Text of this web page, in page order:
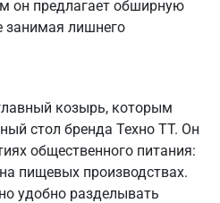
он предлагает обширную
занимая лишнего
козырь, которым
стол бренда Техно ТТ. Он
общественного питания:
пищевых производствах.
удобно разделывать